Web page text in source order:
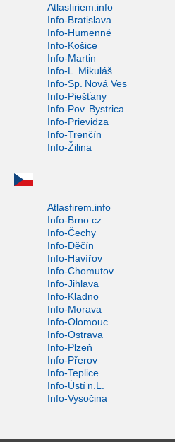
Atlasfiriem.info
Info-Bratislava
Info-Humenné
Info-Košice
Info-Martin
Info-L. Mikuláš
Info-Sp. Nová Ves
Info-Piešťany
Info-Pov. Bystrica
Info-Prievidza
Info-Trenčín
Info-Žilina
Atlasfirem.info
Info-Brno.cz
Info-Čechy
Info-Děčín
Info-Havířov
Info-Chomutov
Info-Jihlava
Info-Kladno
Info-Morava
Info-Olomouc
Info-Ostrava
Info-Plzeň
Info-Přerov
Info-Teplice
Info-Ústí n.L.
Info-Vysočina